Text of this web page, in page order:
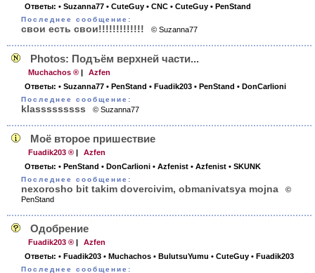
Ответы: • Suzanna77 • CuteGuy • CNC • CuteGuy • PenStand
Последнее сообщение:
свои есть свои!!!!!!!!!!!!! © Suzanna77
Photos: Подъём верхней части...
Muchachos ® |
Azfen
Ответы: • Suzanna77 • PenStand • Fuadik203 • PenStand • DonCarlioni
Последнее сообщение:
klasssssssss © Suzanna77
Моё второе пришествие
Fuadik203 ® |
Azfen
Ответы: • PenStand • DonCarlioni • Azfenist • Azfenist • SKUNK
Последнее сообщение:
nexorosho bit takim dovercivim, obmanivatsya mojna
©
PenStand
Одобрение
Fuadik203 ® |
Azfen
Ответы: • Fuadik203 • Muchachos • BulutsuYumu • CuteGuy • Fuadik203
Последнее сообщение: